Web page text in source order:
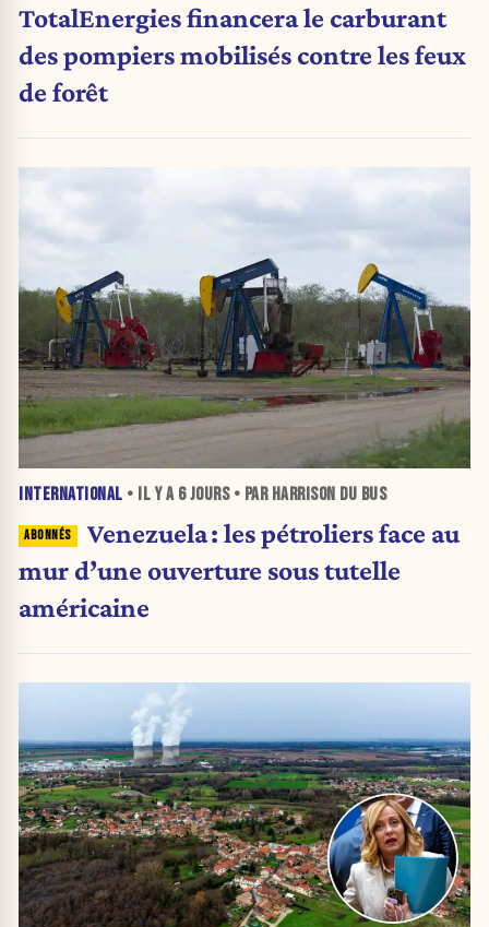
TotalEnergies financera le carburant
des pompiers mobilisés contre les feux
de forêt
INTERNATIONAL • IL Y A 6 JOURS• PAR HARRISON DU BUS
Venezuela : les pétroliers face au
mur d’une ouverture sous tutelle
américaine